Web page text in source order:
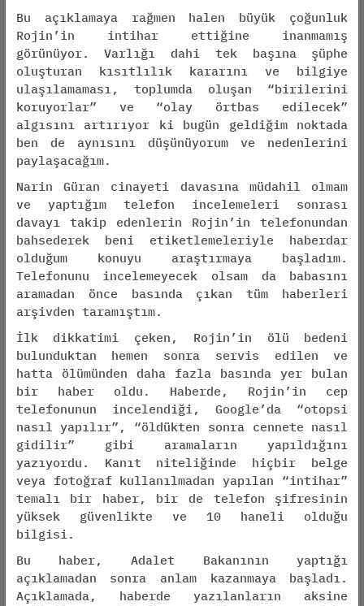
Bu açıklamaya rağmen halen büyük çoğunluk
Rojin’in intihar ettiğine inanmamış
görünüyor. Varlığı dahi tek başına şüphe
oluşturan kısıtlılık kararını ve bilgiye
ulaşılamaması, toplumda oluşan “birilerini
koruyorlar” ve “olay örtbas edilecek”
algısını artırıyor ki bugün geldiğim noktada
ben de aynısını düşünüyorum ve nedenlerini
paylaşacağım.
Narin Güran cinayeti davasına müdahil olmam
ve yaptığım telefon incelemeleri sonrası
davayı takip edenlerin Rojin’in telefonundan
bahsederek beni etiketlemeleriyle haberdar
olduğum konuyu araştırmaya başladım.
Telefonunu incelemeyecek olsam da babasını
aramadan önce basında çıkan tüm haberleri
arşivden taramıştım.
İlk dikkatimi çeken, Rojin’in ölü bedeni
bulunduktan hemen sonra servis edilen ve
hatta ölümünden daha fazla basında yer bulan
bir haber oldu. Haberde, Rojin’in cep
telefonunun incelendiği, Google’da “otopsi
nasıl yapılır”, “öldükten sonra cennete nasıl
gidilir” gibi aramaların yapıldığını
yazıyordu. Kanıt niteliğinde hiçbir belge
veya fotoğraf kullanılmadan yapılan “intihar”
temalı bir haber, bir de telefon şifresinin
yüksek güvenlikte ve 10 haneli olduğu
bilgisi.
Bu haber, Adalet Bakanının yaptığı
açıklamadan sonra anlam kazanmaya başladı.
Açıklamada, haberde yazılanların aksine